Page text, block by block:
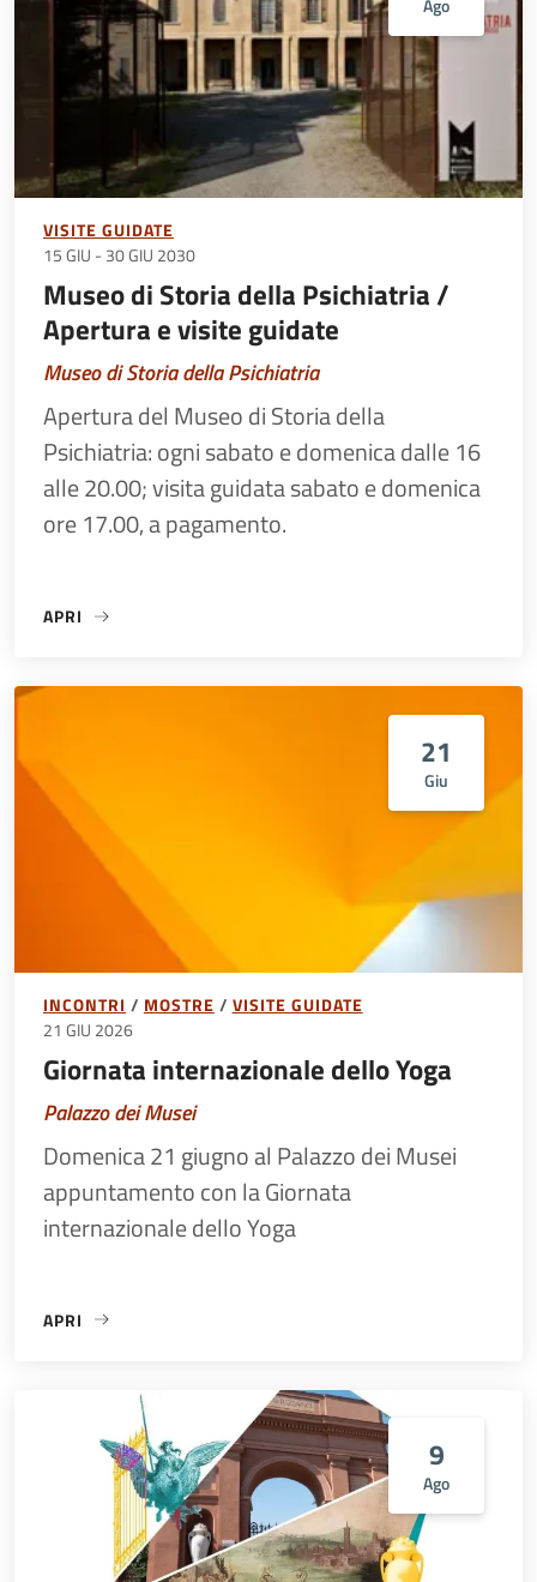
Ago
VISITE GUIDATE
15 GIU - 30 GIU 2030
Museo di Storia della Psichiatria /
Apertura e visite guidate
Museo di Storia della Psichiatria
Apertura del Museo di Storia della
Psichiatria: ogni sabato e domenica dalle 16
alle 20.00; visita guidata sabato e domenica
ore 17.00, a pagamento.
APRI
«MUSEO DI STORIA DELLA PSICHIATRIA / APERTURA E
21
Giu
INCONTRI MOSTRE
VISITE GUIDATE
21 GIU 2026
Giornata internazionale dello Yoga
Palazzo dei Musei
Domenica 21 giugno al Palazzo dei Musei
appuntamento con la Giornata
internazionale dello Yoga
APRI
«GIORNATA INTERNAZIONALE DELLO YOGA»
9
Ago